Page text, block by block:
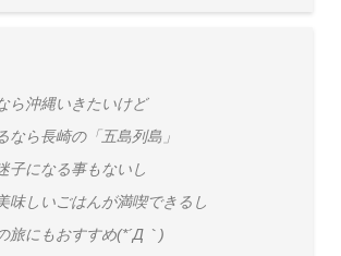
ら沖縄いきたいけど
なら長崎の「五島列島」
子になる事もないし
味しいごはんが満喫できるし
旅にもおすすめ(*´Д｀)